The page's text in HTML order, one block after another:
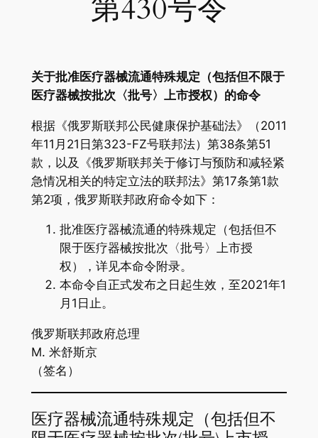
第430号令
关于批准医疗器械流通特殊规定（包括但不限于
医疗器械按批次〈批号〉上市授权）的命令
根据《俄罗斯联邦公民健康保护基础法》（2011
年11月21日第323-FZ号联邦法）第38条第51
款，以及《俄罗斯联邦关于修订与预防和减轻紧
急情况相关的特定立法的联邦法》第17条第1款
第2项，俄罗斯联邦政府命令如下：
批准医疗器械流通的特殊规定（包括但不
限于医疗器械按批次〈批号〉上市授
权），详见本命令附录。
本命令自正式发布之日起生效，至2021年1
月1日止。
俄罗斯联邦政府总理
M. 米舒斯京
（签名）
医疗器械流通特殊规定（包括但不